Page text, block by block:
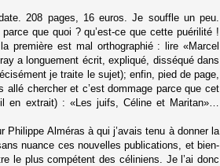
208 pages, 16 euros. Je souffle un peu.
que quoi ? qu’est-ce que cette puérilité !
première est mal orthographié : lire «Marcel
a longuement écrit, expliqué, disséqué dans
je traite le sujet); enfin, pied de page,
chercher et c’est dommage parce que cet
en extrait) : «Les juifs, Céline et Maritan»…
Alméras à qui j’avais tenu à donner la
nuance ces nouvelles publications, et bien-
le plus compétent des céliniens. Je l’ai donc